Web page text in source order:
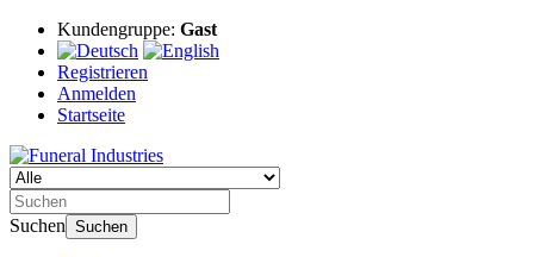
Kundengruppe: Gast
Registrieren
Anmelden
Startseite
Suchen Suchen